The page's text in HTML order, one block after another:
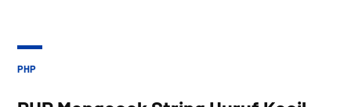
POSTED
PHP